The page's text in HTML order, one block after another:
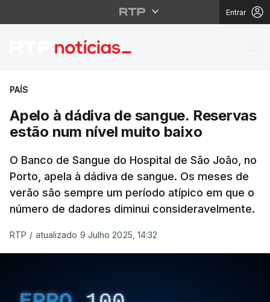
Entrar
Apelo à dádiva de
PAÍS
Apelo à dádiva de sangue. Reservas
estão num nível muito baixo
O Banco de Sangue do Hospital de São João, no
Porto, apela à dádiva de sangue. Os meses de
verão são sempre um período atípico em que o
número de dadores diminui consideravelmente.
RTP / atualizado 9 Julho 2025, 14:32